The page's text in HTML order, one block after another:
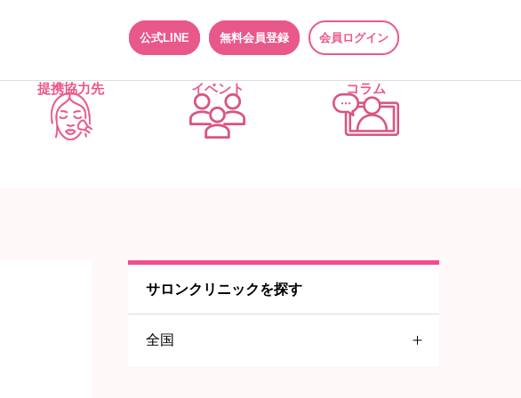
公式LINE 無料会員登録 会員ログイン
提携協力先 イベント コラム
サロンクリニックを探す
全国